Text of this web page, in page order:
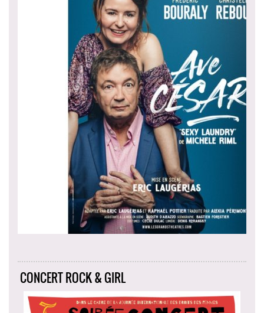
CONCERT ROCK & GIRL